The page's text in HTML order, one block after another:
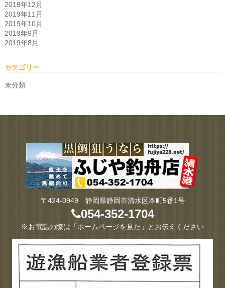
2019年12月
2019年11月
2019年10月
2019年9月
2019年8月
カテゴリー
未分類
〒424-0949 静岡県静岡市清水区本町5番1号
054-352-1704
※お電話の際は「ホームページを見た」とお伝えください